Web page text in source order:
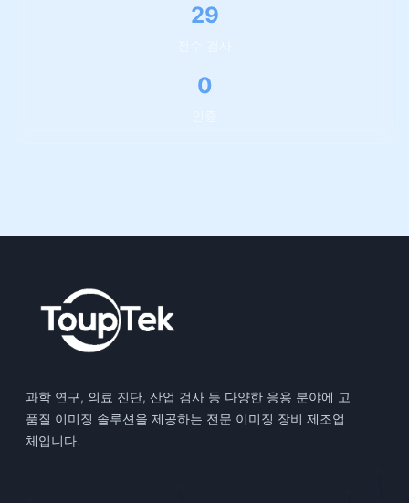
56
1
과학 연구, 의료 진단, 산업 검사 등 다양한 응용 분야에 고
품질 이미징 솔루션을 제공하는 전문 이미징 장비 제조업
체입니다.